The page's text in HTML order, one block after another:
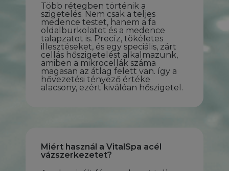
Több rétegben történik a
szigetelés. Nem csak a teljes
medence testet, hanem a fa
oldalburkolatot és a medence
talapzatot is. Precíz, tökéletes
illesztéseket, és egy speciális, zárt
cellás hőszigetelést alkalmazunk,
amiben a mikrocellák száma
magasan az átlag felett van. így a
hővezetési tényező értéke
alacsony, ezért kiválóan hőszigetel.
Miért használ a VitalSpa acél
vázszerkezetet?